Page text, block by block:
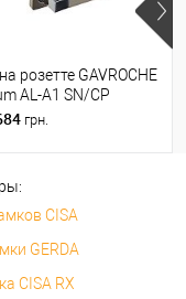
розетте GAVROCHE
AL-A1 SN/CP
хром
грн.
CISA
GERDA
CISA RX